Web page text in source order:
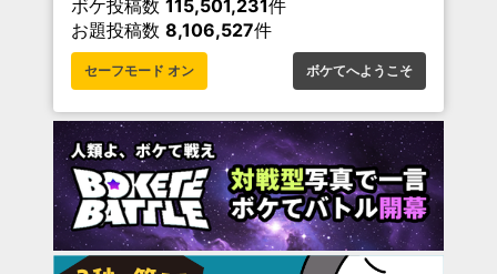
ボケ投稿数 115,501,231件
お題投稿数 8,106,527件
セーフモード オン ボケてへようこそ